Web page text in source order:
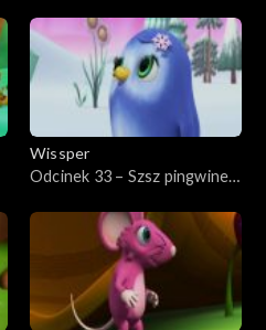
Wissper
Odcinek 33 – Szsz pingwinek,